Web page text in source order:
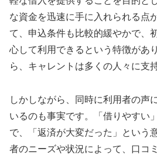
な資金を迅速に手に入れられる点
て、申込条件も比較的緩やかで、
心して利用できるという特徴があ
ら、キャレントは多くの人々に支
しかしながら、同時に利用者の声
いるのも事実です。「借りやすい
で、「返済が大変だった」という
者のニーズや状況によって、口コ